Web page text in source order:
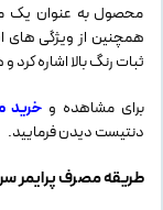
محصول به عنوان یک
همچنین از ویژگی های
ثبات رنگ بالا اشاره
برای مشاهده وخرید
دنتیست دیدن فرمایید.
طریقه مصرف پرایمر